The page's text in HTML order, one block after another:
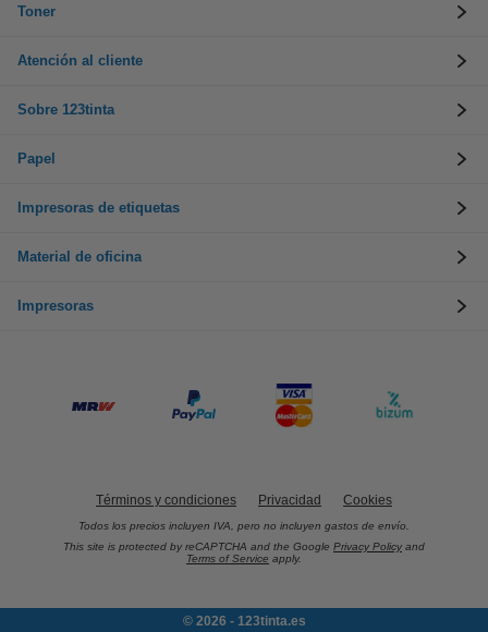
Toner
Atención al cliente
Sobre 123tinta
Papel
Impresoras de etiquetas
Material de oficina
Impresoras
Términos y condiciones Privacidad Cookies
Todos los precios incluyen IVA, pero no incluyen gastos de envío.
This site is protected by reCAPTCHA and the Google Privacy Policy and
Terms of Service apply.
© 2026 - 123tinta.es